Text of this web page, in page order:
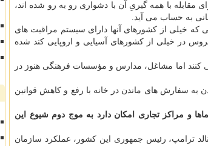
مقابله با همه گیریِ آن با دشواری رو به رو شده اند،
به حساب می آید.
که خیلی از کشورهای آنها دارای سیستم مراقبت های
در خیلی از کشورهای آسیایی و اروپایی کند شده
کنند اما مشاغل، مدارس و مؤسسات فرهنگی هنوز در
به سفارش های ماندن در خانه با رفع و کاهش قوانین
و مراکز تجاری امکان دارد به موج دوم شیوع این
در صدر لیست مبتلایان جهانی به کووید-۱۹ قرار دارد، دونالد ترامپ، رئیس جمهوری این کشور، عملکرد سازمان